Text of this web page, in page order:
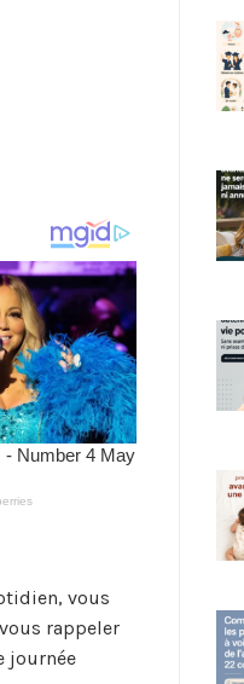
vous
rappeler
journée